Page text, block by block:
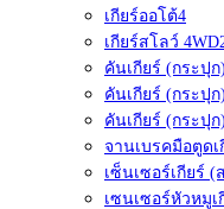
เกียร์ออโต้4
เกียร์สโลว์ 4WD
คันเกียร์ (กระปุก)
คันเกียร์ (กระปุ
คันเกียร์ (กระปุก
จานเบรคมือตูดเ
เซ็นเซอร์เกียร์ (
เซนเซอร์หัวหมูเ